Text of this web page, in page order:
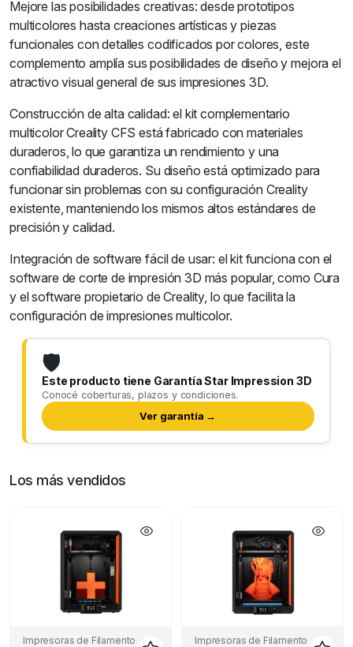
Mejore las posibilidades creativas: desde prototipos
multicolores hasta creaciones artísticas y piezas
funcionales con detalles codificados por colores, este
complemento amplía sus posibilidades de diseño y mejora el
atractivo visual general de sus impresiones 3D.
Construcción de alta calidad: el kit complementario
multicolor Creality CFS está fabricado con materiales
duraderos, lo que garantiza un rendimiento y una
confiabilidad duraderos. Su diseño está optimizado para
funcionar sin problemas con su configuración Creality
existente, manteniendo los mismos altos estándares de
precisión y calidad.
Integración de software fácil de usar: el kit funciona con el
software de corte de impresión 3D más popular, como Cura
y el software propietario de Creality, lo que facilita la
configuración de impresiones multicolor.
🛡️
Este producto tiene Garantía Star Impression 3D
Conocé coberturas, plazos y condiciones.
Ver garantía →
Los más vendidos
Impresoras de Filamento Impresoras de Filamento